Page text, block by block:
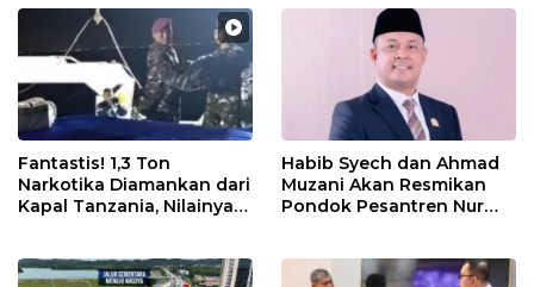
Fantastis! 1,3 Ton
Narkotika Diamankan dari
Kapal Tanzania, Nilainya
Habib Syech dan Ahmad
Muzani Akan Resmikan
Pondok Pesantren Nur